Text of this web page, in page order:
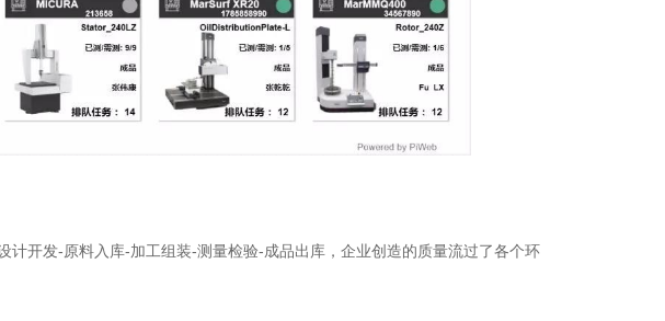
开发-原料入库-加工组装-测量检验-成品出库，企业创造的质量流过了各个环